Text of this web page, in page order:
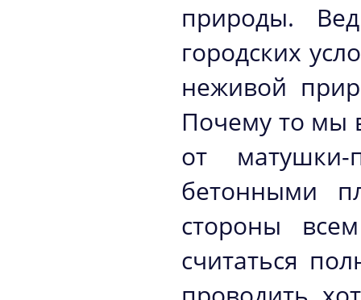
природы.
городских
неживой
Почему то мы
от матушки-
бетонными
стороны
считаться